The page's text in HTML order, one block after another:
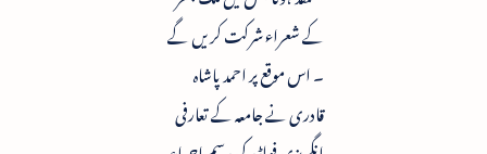
کے شعراء شرکت کریں گے
۔ اس موقع پر احمد پاشاہ
قادری نے جامعہ کے تعارفی